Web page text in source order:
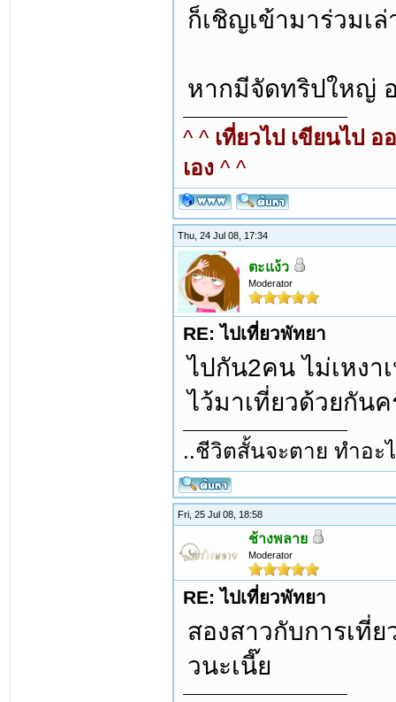
ก็เชิญเข้ามาร่วมเ
หากมีจัดทริปใหญ่
^ ^ เที่ยวไป เขียนไป
เอง ^ ^
Thu, 24 Jul 08, 17:34
ตะแง้ว
Moderator
RE: ไปเที่ยวพัทยา
ไปกัน2คน ไม่เหงา
ไว้มาเที่ยวด้วยกัน
..ชีวิตสั้นจะตาย ทำอะ
Fri, 25 Jul 08, 18:58
ช้างพลาย
Moderator
RE: ไปเที่ยวพัทยา
สองสาวกับการเที่
วนะเนี๊ย